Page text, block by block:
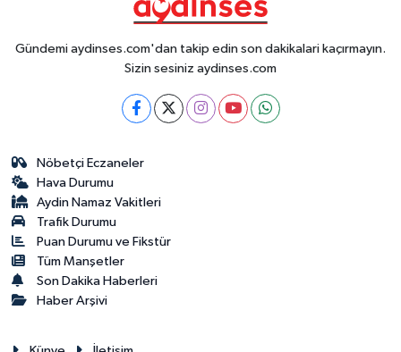
Gündemi aydinses.com'dan takip edin son dakikalari kaçırmayın.
Sizin sesiniz aydinses.com
Nöbetçi Eczaneler
Hava Durumu
Aydin Namaz Vakitleri
Trafik Durumu
Puan Durumu ve Fikstür
Tüm Manşetler
Son Dakika Haberleri
Haber Arşivi